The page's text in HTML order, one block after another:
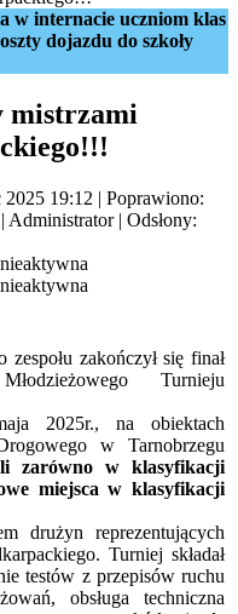
w internacie uczniom klas
dojazdu do szkoły
mistrzami
2025 19:12 | Poprawiono:
| Administrator| Odsłony:
zakończył się finał
Turnieju
2025r., na obiektach
w Tarnobrzegu
zarówno w klasyfikacji
miejsca w klasyfikacji
drużyn reprezentujących
Turniej składał
testów z przepisów ruchu
obsługa techniczna